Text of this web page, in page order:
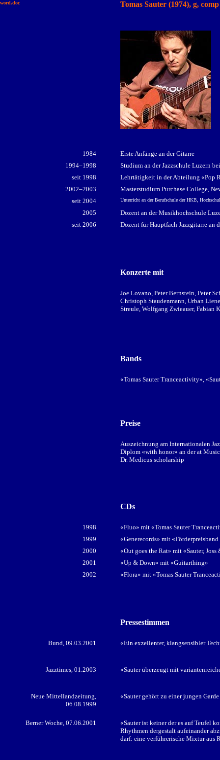
word.doc Tomas Sauter (1974), g, comp
1984
Erste Anfänge an der Gitarre
1994–1998
Studium an der Jazzschule Luzern
seit 1998
Lehrtätigkeit in der Abteilung «Pop
2002–2003
Masterstudium Purchase College,
seit 2004
Unterricht an der Berufschule der HKB,
2005
Dozent an der Musikhochschule
seit 2006
Dozent für Hauptfach Jazzgitarre an
Konzerte mit
Joe Lovano, Peter Bernstein, Peter
Christoph Staudenmann, Urban
Streule, Wolfgang Zwieauer, Fabian
Bands
«Tomas Sauter Tranceactivity»,
Preise
Auszeichnung am Internationalen
Diplom «with honor» an der at
Dr. Medicus scholarship
CDs
1998
«Fluo» mit «Tomas Sauter
1999
«Generecords» mit
2000
«Out goes the Rat» mit «Sauter,
2001
«Up & Down» mit «Guitarthing»
2002
«Flora» mit «Tomas Sauter
Pressestimmen
Bund, 09.03.2001 «Ein exzellenter, klangsensibler
Jazztimes, 01.2003 «Sauter überzeugt mit
Neue Mittellandzeitung,
06.08.1999
«Sauter gehört zu einer jungen
Berner Woche, 07.06.2001
«Sauter ist keiner der es auf Teufel
Rhythmen dergestalt aufeinander
darf: eine verführerische Mixtur aus